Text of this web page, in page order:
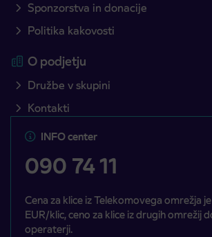
Sponzorstva in donacije
Politika kakovosti
O podjetju
Družbe v skupini
Kontakti
INFO center
090 74 11
Cena za klice iz Telekomovega omrežja
EUR/klic, ceno za klice iz drugih omrežij
operaterji.